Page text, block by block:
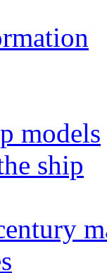
models
ship